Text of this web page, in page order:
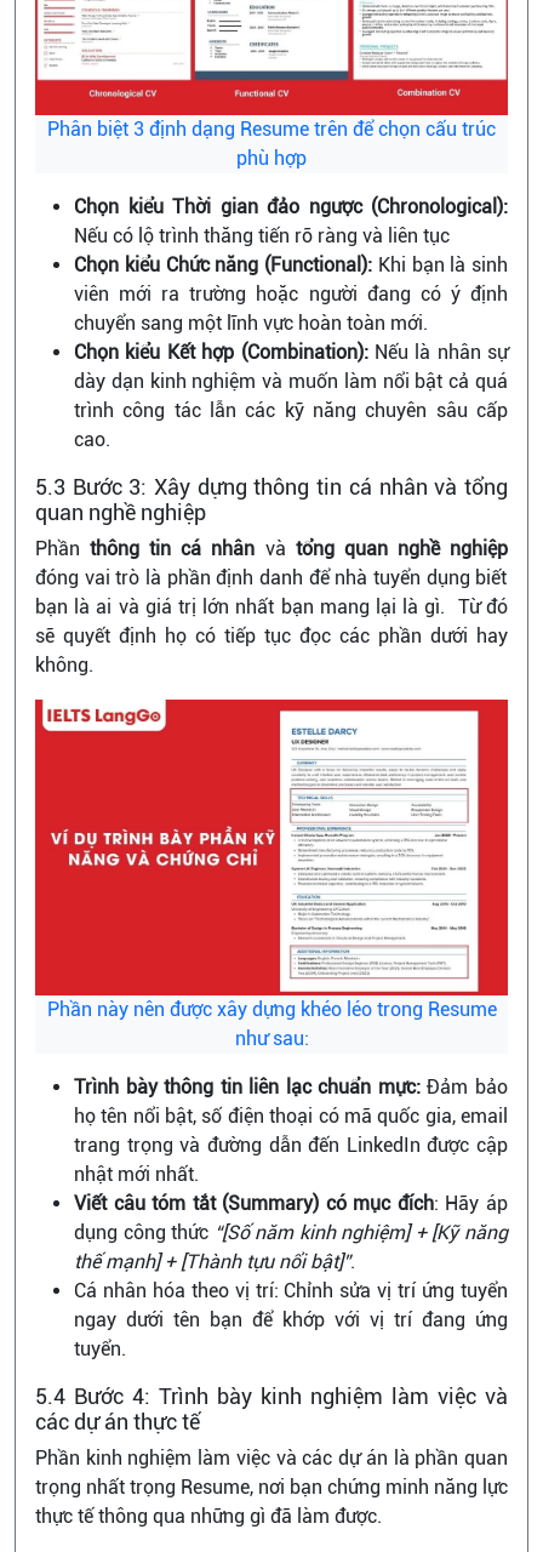
Phân biệt 3 định dạng Resume trên để chọn cấu trúc
phù hợp
Chọn kiểu Thời gian đảo ngược (Chronological):
Nếu có lộ trình thăng tiến rõ ràng và liên tục
Chọn kiểu Chức năng (Functional): Khi bạn là sinh
viên mới ra trường hoặc người đang có ý định
chuyển sang một lĩnh vực hoàn toàn mới.
Chọn kiểu Kết hợp (Combination):Nếu là nhân sự
dày dạn kinh nghiệm và muốn làm nổi bật cả quá
trình công tác lẫn các kỹ năng chuyên sâu cấp
cao.
5.3 Bước 3: Xây dựng thông tin cá nhân và tổng
quan nghề nghiệp
Phầnthông tin cá nhân và tổng quan nghề nghiệp
đóng vai trò là phần định danh để nhà tuyển dụng biết
bạn là ai và giá trị lớn nhất bạn mang lại là gì. Từ đó
sẽ quyết định họ có tiếp tục đọc các phần dưới hay
không.
Phần này nên được xây dựng khéo léo trong Resume
như sau:
Trình bày thông tin liên lạc chuẩn mực:Đảm bảo
họ tên nổi bật, số điện thoại có mã quốc gia, email
trang trọng và đường dẫn đến LinkedIn được cập
nhật mới nhất.
Viết câu tóm tắt (Summary) có mục đích: Hãy áp
dụng công thức “[Số năm kinh nghiệm] + [Kỹ năng
thế mạnh] + [Thành tựu nổi bật]”.
Cá nhân hóa theo vị trí: Chỉnh sửa vị trí ứng tuyển
ngay dưới tên bạn để khớp với vị trí đang ứng
tuyển.
5.4 Bước 4: Trình bày kinh nghiệm làm việc và
các dự án thực tế
Phần kinh nghiệm làm việc và các dự án là phần quan
trọng nhất trọng Resume, nơi bạn chứng minh năng lực
thực tế thông qua những gì đã làm được.